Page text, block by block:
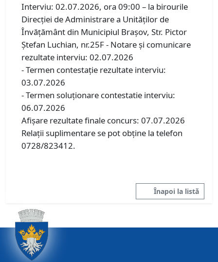
Interviu: 02.07.2026, ora 09:00 – la birourile
Direcției de Administrare a Unităților de
Învățământ din Municipiul Brașov, Str. Pictor
Ștefan Luchian, nr.25F - Notare şi comunicare
rezultate interviu: 02.07.2026
- Termen contestaţie rezultate interviu:
03.07.2026
- Termen soluţionare contestatie interviu:
06.07.2026
Afişare rezultate finale concurs: 07.07.2026
Relaţii suplimentare se pot obţine la telefon
0728/823412.
Înapoi la listă